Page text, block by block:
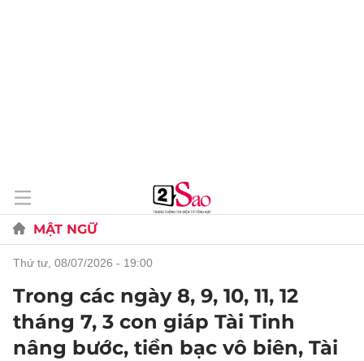
MẬT NGỮ
thứ tư, 08/07/2026 - 19:00
Trong các ngày 8, 9, 10, 11, 12
tháng 7, 3 con giáp Tài Tinh
nâng bước, tiền bạc vô biên, Tài